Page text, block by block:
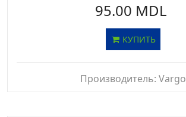
95.00 MDL
КУПИТЬ
Производитель: Vargo